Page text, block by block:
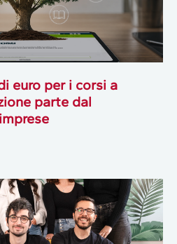
euro per i corsi a
parte dal